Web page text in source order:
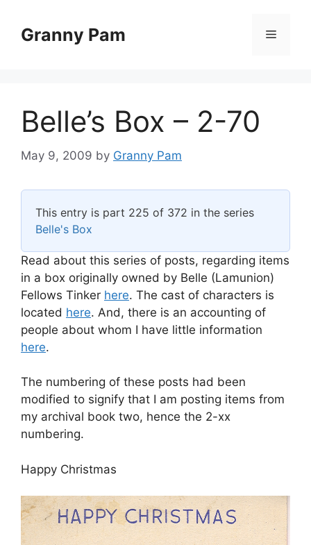
contentGranny Pam Menu
Belle’s Box – 2-70
May 9, 2009 by Granny Pam
This entry is part 225 of 372 in the series
Belle's Box
Read about this series of posts, regarding items
in a box originally owned by Belle (Lamunion)
Fellows Tinker here. The cast of characters is
located here. And, there is an accounting of
people about whom I have little information
here.
The numbering of these posts had been
modified to signify that I am posting items from
my archival book two, hence the 2-xx
numbering.
Happy Christmas